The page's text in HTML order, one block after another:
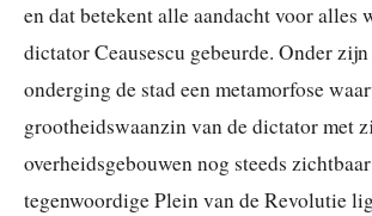
en dat betekent alle aandacht voor alles
dictator Ceausescu gebeurde. Onder
onderging de stad een metamorfose
grootheidswaanzin van de dictator met
overheidsgebouwen nog steeds
tegenwoordige Plein van de Revolutie